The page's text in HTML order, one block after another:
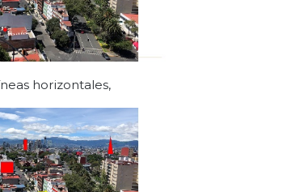
horizontales,